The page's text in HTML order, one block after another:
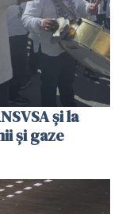
și la
și gaze